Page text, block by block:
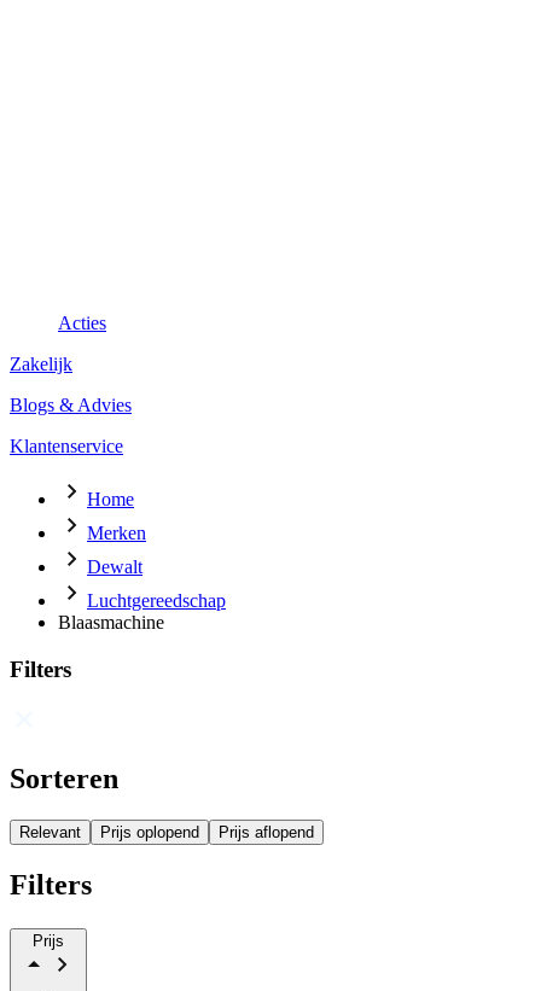
Acties
Zakelijk
Blogs & Advies
Klantenservice
Home
Merken
Dewalt
Luchtgereedschap
Blaasmachine
Filters
Sorteren
Relevant Prijs oplopend Prijs aflopend
Filters
Prijs